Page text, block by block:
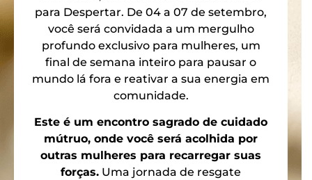
para Despertar. De 04 a 07 de setembro,
você será convidada a um mergulho
profundo exclusivo para mulheres, um
final de semana inteiro para pausar o
mundo lá fora e reativar a sua energia em
comunidade.
Este é um encontro sagrado de cuidado
mútruo, onde você será acolhida por
outras mulheres para recarregar suas
forças. Uma jornada de resgate